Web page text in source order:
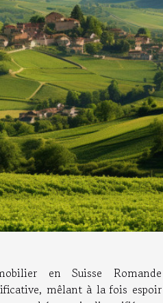
en Suisse Romande
mêlant à la fois espoir